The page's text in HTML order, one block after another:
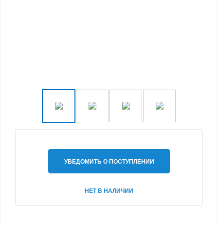
УВЕДОМИТЬ О ПОСТУПЛЕНИИ
НЕТ В НАЛИЧИИ